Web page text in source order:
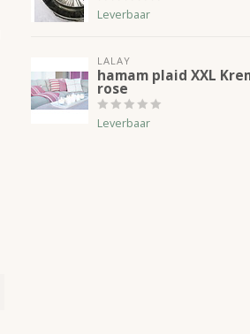
Leverbaar
LALAY
hamam plaid XXL
rose
Leverbaar